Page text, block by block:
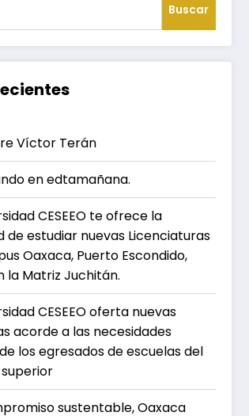
Buscar
Víctor Terán
en edtamañana.
CESEEO te ofrece la
de estudiar nuevas Licenciaturas
Oaxaca, Puerto Escondido,
la Matriz Juchitán.
CESEEO oferta nuevas
acorde a las necesidades
los egresados de escuelas del
sustentable, Oaxaca